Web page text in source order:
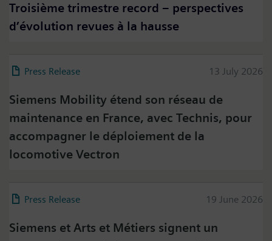
Troisième trimestre record – perspectives
d’évolution revues à la hausse
Press Release 13 July 2026
Siemens Mobility étend son réseau de
maintenance en France, avec Technis, pour
accompagner le déploiement de la
locomotive Vectron
Press Release 19 June 2026
Siemens et Arts et Métiers signent un